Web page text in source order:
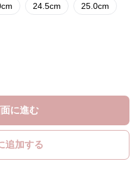
24.5cm 25.0cm
に進む
追加する